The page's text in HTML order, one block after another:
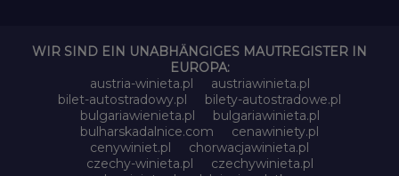
WIR SIND EIN UNABHÄNGIGES MAUTREGISTER IN
EUROPA:
austria-winieta.pl
austriawinieta.pl
bilet-autostradowy.pl
bilety-autostradowe.pl
bulgariawienieta.pl
bulgariawinieta.pl
bulharskadalnice.com
cenawiniety.pl
cenywiniet.pl
chorwacjawinieta.pl
czechy-winieta.pl
czechywinieta.pl